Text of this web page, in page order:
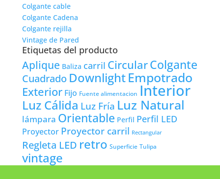
Colgante cable
Colgante Cadena
Colgante rejilla
Vintage de Pared
Etiquetas del producto
Aplique Baliza carril CircularColgante
Cuadrado DownlightEmpotrado
Exterior Fijo Fuente alimentacion Interior
Luz Cálida Luz Fría Luz Natural
lámpara Orientable Perfil Perfil LED
Proyector Proyector carril Rectangular
Regleta LED retro Superficie Tulipa
vintage